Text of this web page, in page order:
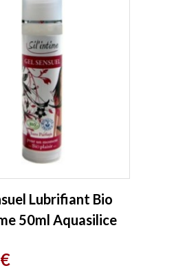
Lubrifiant Bio
50ml Aquasilice